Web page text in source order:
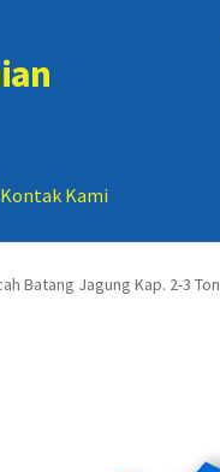
Kontak Kami
account Sample Page
Batang Jagung Kap. 2-3 Ton